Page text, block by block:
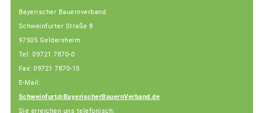
Bayerischer Bauernverband
Schweinfurter Straße 8
97505 Geldersheim
Tel: 09721 7870-0
Fax: 09721 7870-15
E-Mail:
Schweinfurt@BayerischerBauernVerband.de
Sie erreichen uns telefonisch: